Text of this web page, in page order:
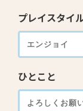
プレイスタイ
ひとこと